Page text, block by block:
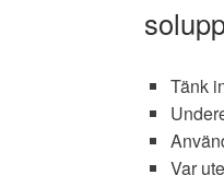
Tänk
Var